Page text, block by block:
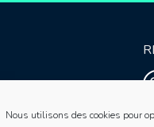
Nous utilisons des cookies pour